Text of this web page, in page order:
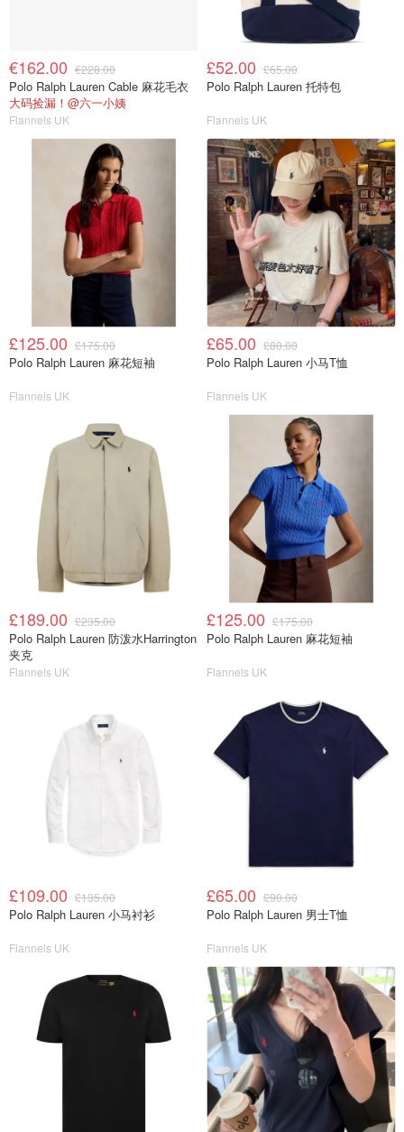
€162.00 €228.00
Polo Ralph Lauren Cable 麻花毛衣
大码捡漏！@六一小姨
Flannels UK
£52.00 £65.00
Polo Ralph Lauren 托特包
Flannels UK
£125.00 £175.00
Polo Ralph Lauren 麻花短袖
Flannels UK
£65.00 £80.00
Polo Ralph Lauren 小马T恤
Flannels UK
£189.00 £235.00
Polo Ralph Lauren 防泼水Harrington
夹克
Flannels UK
£125.00 £175.00
Polo Ralph Lauren 麻花短袖
Flannels UK
£109.00 £135.00
Polo Ralph Lauren 小马衬衫
Flannels UK
£65.00 £90.00
Polo Ralph Lauren 男士T恤
Flannels UK